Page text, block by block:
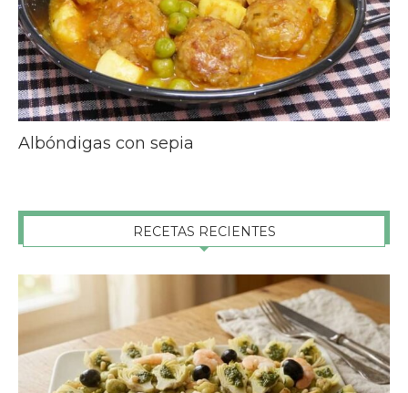
Albóndigas con sepia
RECETAS RECIENTES